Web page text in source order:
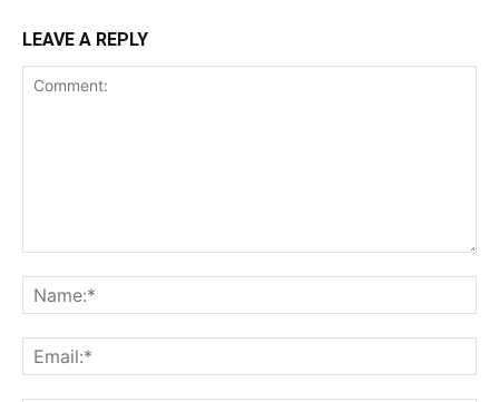
LEAVE A REPLY